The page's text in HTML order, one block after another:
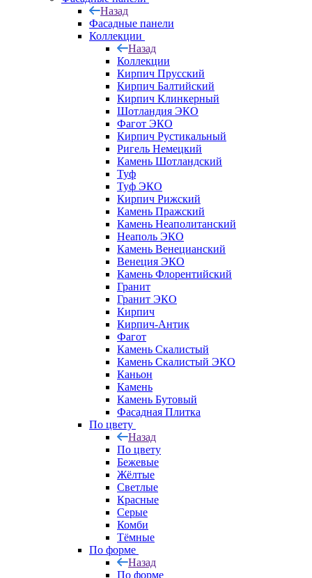
Назад
Фасадные панели
Коллекции
Назад
Коллекции
Кирпич Прусский
Кирпич Балтийский
Кирпич Клинкерный
Шотландия ЭКО
Фагот ЭКО
Кирпич Рустикальный
Ригель Немецкий
Камень Шотландский
Туф
Туф ЭКО
Кирпич Рижский
Камень Пражский
Камень Неаполитанский
Неаполь ЭКО
Камень Венецианский
Венеция ЭКО
Камень Флорентийский
Гранит
Гранит ЭКО
Кирпич
Кирпич-Антик
Фагот
Камень Скалистый
Камень Скалистый ЭКО
Каньон
Камень
Камень Бутовый
Фасадная Плитка
По цвету
Назад
По цвету
Бежевые
Жёлтые
Светлые
Красные
Серые
Комби
Тёмные
По форме
Назад
По форме